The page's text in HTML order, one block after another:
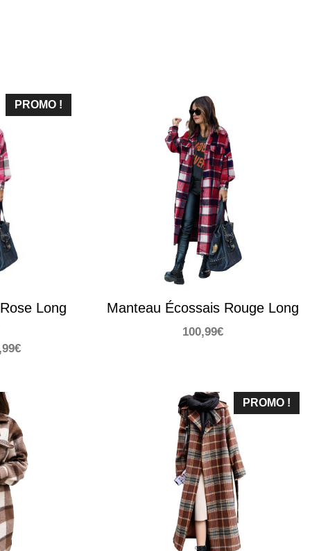
PROMO !
Long
:
€Le
Manteau Écossais Rouge Long
100,99€
PROMO !